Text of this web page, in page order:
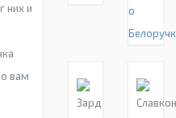
них и
вам
о